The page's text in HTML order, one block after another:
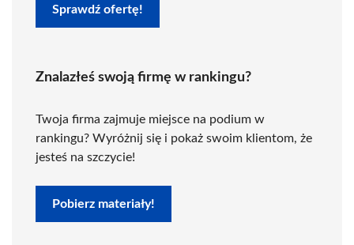
Sprawdź ofertę!
Znalazłeś swoją firmę w rankingu?
Twoja firma zajmuje miejsce na podium w
rankingu? Wyróżnij się i pokaż swoim klientom, że
jesteś na szczycie!
Pobierz materiały!